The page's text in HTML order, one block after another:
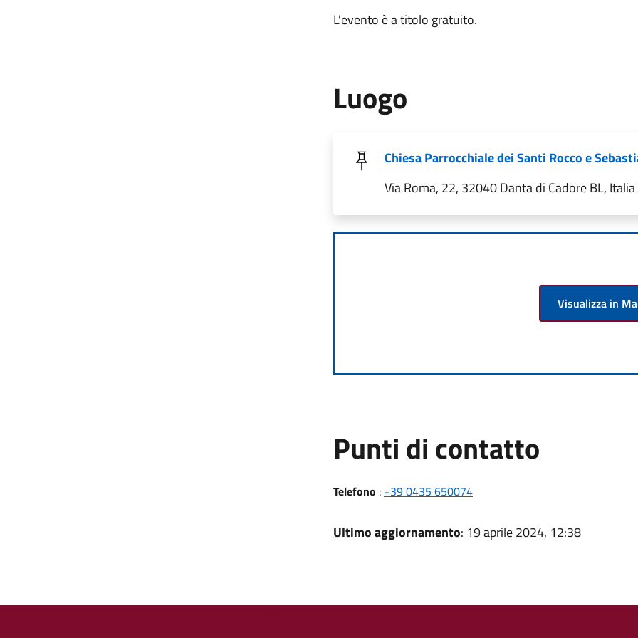
L'evento è a titolo gratuito.
Luogo
Chiesa Parrocchiale dei Santi Rocco e
Via Roma, 22, 32040 Danta di Cadore BL, Italia
Visualizza in
Punti di contatto
Telefono : +39 0435 650074
Ultimo aggiornamento: 19 aprile 2024, 12:38